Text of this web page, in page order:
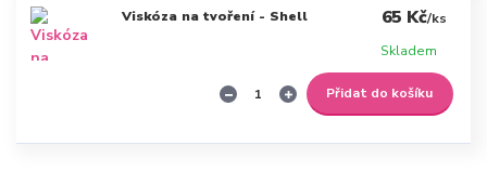
Viskóza na tvoření - Shell 65 Kč/ks
Skladem
Přidat do košíku